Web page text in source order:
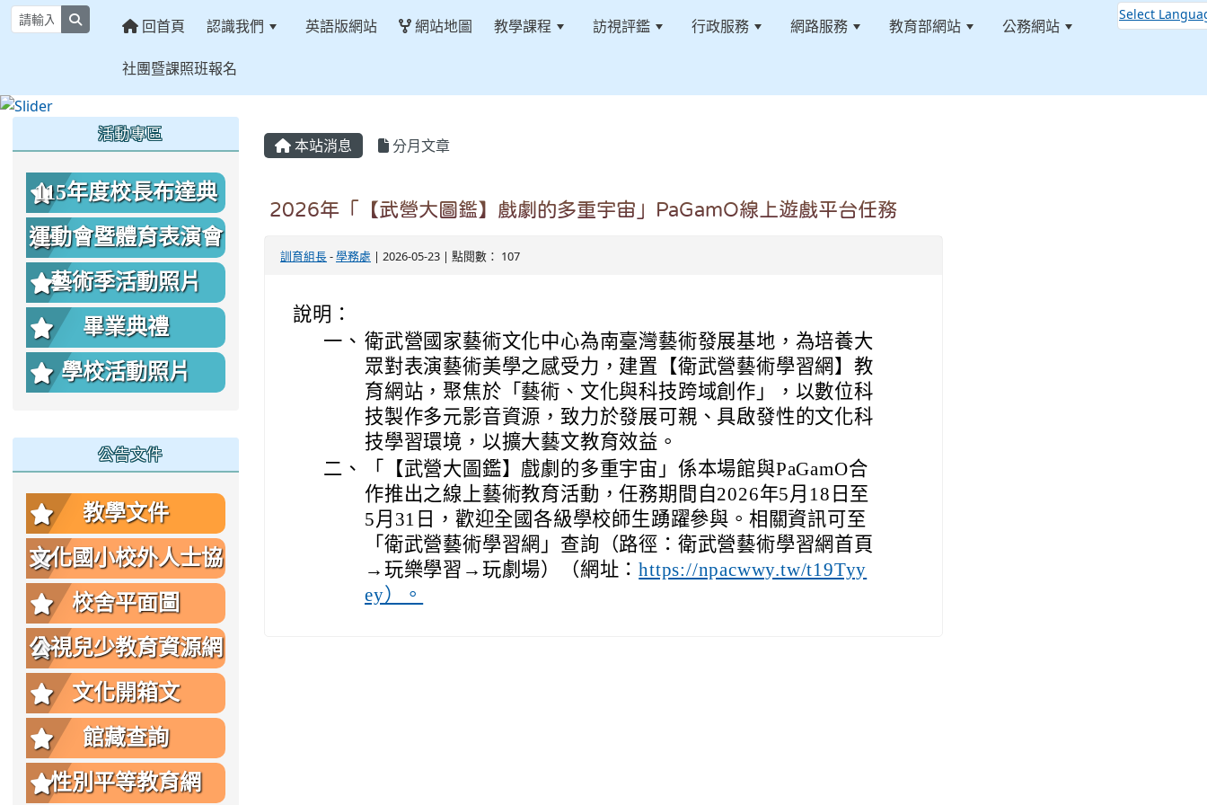
回首頁 認識我們 英語版網站 網站地圖 教學課程 訪視評鑑 行政服務 網路服務 教育部網站 公務網站
社團暨課照班報名
Select
本站消息 分月文章
2026年「【武營大圖鑑】戲劇的多重宇宙」PaGamO線上遊戲平台任務
訓育組長-學務處 | 2026-05-23 | 點閱數： 107
說明：
一、 衛武營國家藝術文化中心為南臺灣藝術發展基地，為培養大
眾對表演藝術美學之感受力，建置【衛武營藝術學習網】教
育網站，聚焦於「藝術、文化與科技跨域創作」，以數位科
技製作多元影音資源，致力於發展可親、具啟發性的文化科
技學習環境，以擴大藝文教育效益。
二、
「【武營大圖鑑】戲劇的多重宇宙」係本場館與PaGamO合
作推出之線上藝術教育活動，任務期間自2026年5月18日至
5月31日，歡迎全國各級學校師生踴躍參與。相關資訊可至
「衛武營藝術學習網」查詢（路徑：衛武營藝術學習網首頁
→玩樂學習→玩劇場）（網址：https://npacwwy.tw/t19Tyy
ey）。
活動專區
115年度校長布達典
禮照片
運動會暨體育表演會
照片
藝術季活動照片
畢業典禮
學校活動照片
公告文件
教學文件
文化國小校外人士協
助教學或活動要點
校舍平面圖
公視兒少教育資源網
文化開箱文
館藏查詢
性別平等教育網